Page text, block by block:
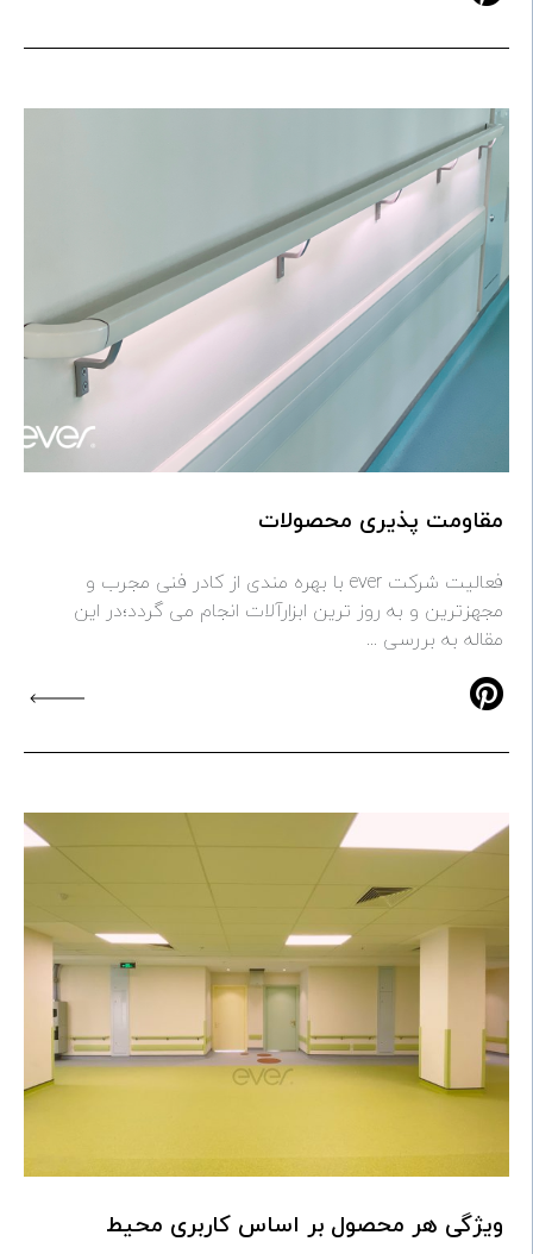
مقاومت پذیری محصولات
فعالیت شرکت ever با بهره مندی از کادر فنی مجرب و
مجهزترین و به روز ترین ابزارآلات انجام می گردد؛در این
مقاله به بررسی ...
ویژگی هر محصول بر اساس کاربری محیط